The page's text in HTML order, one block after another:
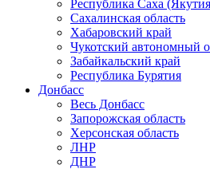
Республика Саха
Сахалинская область
Хабаровский край
Чукотский автономный
Забайкальский край
Республика Бурятия
Донбасс
Весь Донбасс
Запорожская область
Херсонская область
ЛНР
ДНР